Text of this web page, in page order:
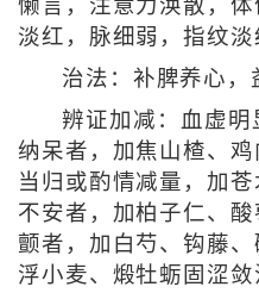
懒言，注意力涣散，
淡红，脉细弱，指纹淡
治法：补脾养心，
辨证加减：血虚明
纳呆者，加焦山楂、
当归或酌情减量，加
不安者，加柏子仁、
颤者，加白芍、钩藤
浮小麦、煅牡蛎固涩敛